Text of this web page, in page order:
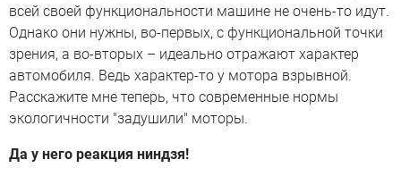
всей своей функциональности машине не очень-то идут.
Однако они нужны, во-первых, с функциональной точки
зрения, а во-вторых – идеально отражают характер
автомобиля. Ведь характер-то у мотора взрывной.
Расскажите мне теперь, что современные нормы
экологичности "задушили" моторы.
Да у него реакция ниндзя!